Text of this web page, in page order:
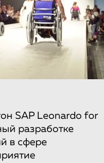
SAP Leonardo for
разработке
в сфере